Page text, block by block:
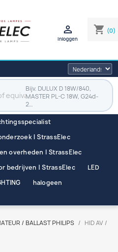
shopping_cart (0)

Inloggen
Bijv. DULUX D 18W/840,
MASTER PL-C 18W, G24d-
2…
| StrassElec
overheden | StrassElec
bedrijven | StrassElec
LED
halogeen
/ BALLAST PHILIPS
HID AV /